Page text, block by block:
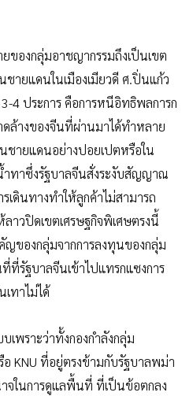
ของกลุ่มอาชญากรรมถึงเป็นเขต
ายแดนในเมืองเมียวดี ศ.ปิ่นแก้ว
4 ประการ คือการหนีอิทธิพลการก
ดล้างของจีนที่ผ่านมาได้ทำหลาย
ชายแดนอย่างปอยเปตหรือใน
ทาซึ่งรัฐบาลจีนสั่งระงับสัญญาณ
เดินทางทำให้ลูกค้าไม่สามารถ
าวปิดเขตเศรษฐกิจพิเศษตรงนี้
ของกลุ่มจากการลงทุนของกลุ่ม
ที่รัฐบาลจีนเข้าไปแทรกแซงการ
ทาไม่ได้
พราะว่าทั้งกองกำลังกลุ่ม
KNU ที่อยู่ตรงข้ามกับรัฐบาลพม่า
จในการดูแลพื้นที่ ที่เป็นข้อตกลง